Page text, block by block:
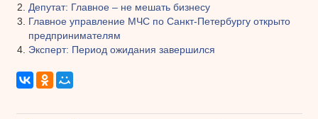
Депутат: Главное – не мешать бизнесу
Главное управление МЧС по Санкт-Петербургу открыто
предпринимателям
Эксперт: Период ожидания завершился